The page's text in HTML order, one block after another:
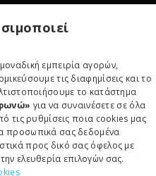
IKE, All Rights Reserved
εμπειρία αγορών,
τις διαφημίσεις και το
το κατάστημα
για να συναινέσετε σε όλα
τις ρυθμίσεις ποια cookies μας
προσωπικά σας δεδομένα
προς δικό σας όφελος με
ελευθερία επιλογών σας.